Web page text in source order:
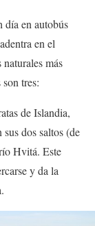
día en autobús
en el
más
tres:
de Islandia,
dos saltos (de
Hvitá. Este
y da la